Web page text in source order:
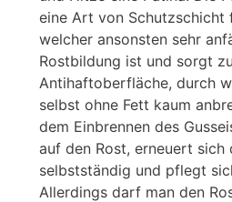
eine Art von Schutzschicht
welcher ansonsten sehr
Rostbildung ist und sorgt
Antihaftoberfläche, durch
selbst ohne Fett kaum
dem Einbrennen des
auf den Rost, erneuert sich
selbstständig und pflegt
Allerdings darf man den